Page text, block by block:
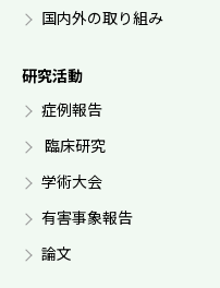
国内外の取り組み
研究活動
症例報告
臨床研究
学術大会
有害事象報告
論文